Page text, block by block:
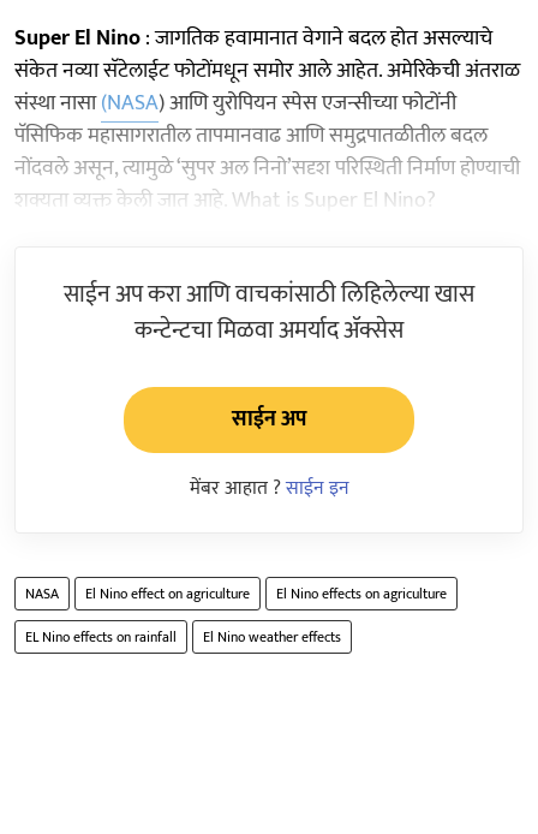
Super El Nino: जागतिक हवामानात वेगाने बदल होत असल्याचे
संकेत नव्या सॅटेलाईट फोटोंमधून समोर आले आहेत. अमेरिकेची अंतराळ
संस्था नासा(NASA) आणि युरोपियन स्पेस एजन्सीच्या फोटोंनी
पॅसिफिक महासागरातील तापमानवाढ आणि समुद्रपातळीतील बदल
नोंदवले असून, त्यामुळे ‘सुपर अल निनो’सदृश परिस्थिती निर्माण होण्याची
शक्यता व्यक्त केली जात आहे. What is Super El Nino?
साईन अप करा आणि वाचकांसाठी लिहिलेल्या खास
कन्टेन्टचा मिळवा अमर्याद ॲक्सेस
साईन अप
मेंबर आहात ?साईन इन
NASA El Nino effect on agriculture
El Nino effects on agriculture
EL Nino effects on rainfall
El Nino weather effects